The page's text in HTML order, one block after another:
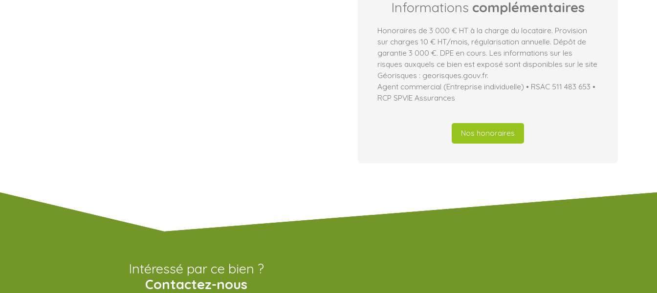
Informations complémentaires
Honoraires de 3 000 € HT à la charge du locataire. Provision
sur charges 10 € HT/mois, régularisation annuelle. Dépôt de
garantie 3 000 €. DPE en cours. Les informations sur les
risques auxquels ce bien est exposé sont disponibles sur le site
Géorisques : georisques.gouv.fr.
Agent commercial (Entreprise individuelle) • RSAC 511 483 653 •
RCP SPVIE Assurances
Nos honoraires
Intéressé par ce bien ?
Contactez-nous